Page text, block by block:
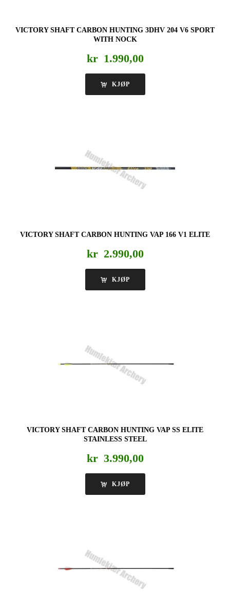
VICTORY SHAFT CARBON HUNTING 3DHV 204 V6 SPORT
WITH NOCK
kr 1.990,00
KJØP
VICTORY SHAFT CARBON HUNTING VAP 166 V1 ELITE
kr 2.990,00
KJØP
VICTORY SHAFT CARBON HUNTING VAP SS ELITE
STAINLESS STEEL
kr 3.990,00
KJØP